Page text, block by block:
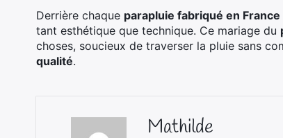
Derrière chaque parapluie fabriqué en France
tant esthétique que technique. Ce mariage du
choses, soucieux de traverser la pluie sans
qualité.
Mathilde